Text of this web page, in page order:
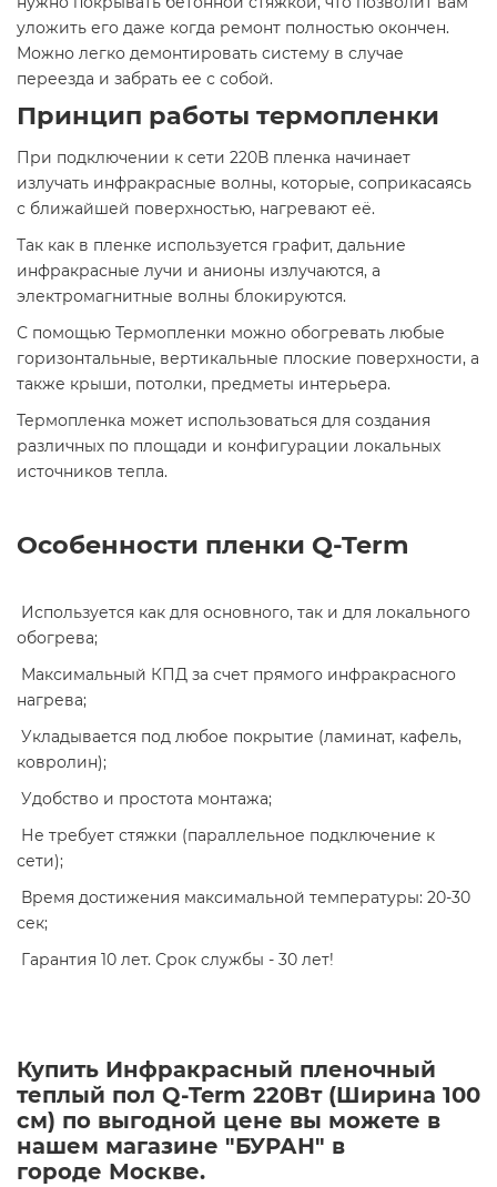
уложить его даже когда ремонт полностью окончен.
Можно легко демонтировать систему в случае
переезда и забрать ее с собой.
Принцип работы термопленки
При подключении к сети 220В пленка начинает
излучать инфракрасные волны, которые, соприкасаясь
с ближайшей поверхностью, нагревают её.
Так как в пленке используется графит, дальние
инфракрасные лучи и анионы излучаются, а
электромагнитные волны блокируются.
С помощью Термопленки можно обогревать любые
горизонтальные, вертикальные плоские поверхности, а
также крыши, потолки, предметы интерьера.
Термопленка может использоваться для создания
различных по площади и конфигурации локальных
источников тепла.
Особенности пленки Q-Term
Используется как для основного, так и для локального
обогрева;
Максимальный КПД за счет прямого инфракрасного
нагрева;
Укладывается под любое покрытие (ламинат, кафель,
ковролин);
Удобство и простота монтажа;
Не требует стяжки (параллельное подключение к
сети);
Время достижения максимальной температуры: 20-30
сек;
Гарантия 10 лет. Срок службы - 30 лет!
Купить Инфракрасный пленочный
теплый пол Q-Term 220Вт (Ширина 100
см) по выгодной цене вы можете в
нашем магазине "БУРАН" в
городе Москве.